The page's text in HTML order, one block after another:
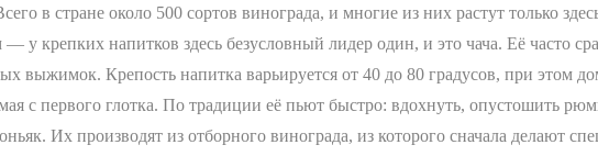
в стране около 500 сортов винограда, и многие из них растут только
— у крепких напитков здесь безусловный лидер один, и это чача. Её часто
выжимок. Крепость напитка варьируется от 40 до 80 градусов, при этом
с первого глотка. По традиции её пьют быстро: вдохнуть, опустошить
Их производят из отборного винограда, из которого сначала делают